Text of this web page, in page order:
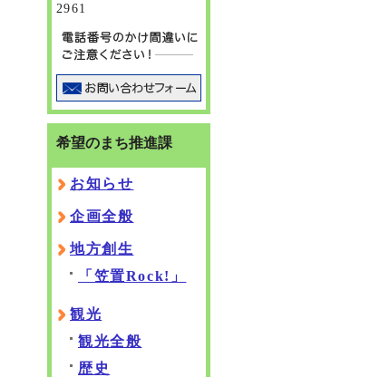
2961
希望のまち推進課
お知らせ
企画全般
地方創生
「笠置Rock!」
観光
観光全般
歴史